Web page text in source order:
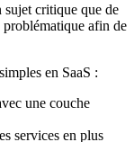
sujet critique que de
problématique afin de
en SaaS :
une couche
services en plus